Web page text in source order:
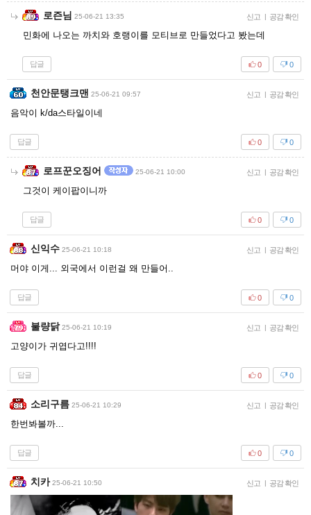
로즌님 25-06-21 13:35 신고 | 공감 확인
민화에 나오는 까치와 호랭이를 모티브로 만들었다고 봤는데
답글 0
0
천안문탱크맨 25-06-21 09:57 신고 | 공감 확인
음악이 k/da스타일이네
답글 0
0
로프꾼오징어 25-06-21 10:00 신고 | 공감 확인
그것이 케이팝이니까
답글 0
0
신익수 25-06-21 10:18 신고 | 공감 확인
머야 이게... 외국에서 이런걸 왜 만들어..
답글 0
0
불량닭 25-06-21 10:19 신고 | 공감 확인
고양이가 귀엽다고!!!!
답글 0
0
소리구름 25-06-21 10:29 신고 | 공감 확인
한번봐볼까...
답글 0
0
치카 25-06-21 10:50 신고 | 공감 확인